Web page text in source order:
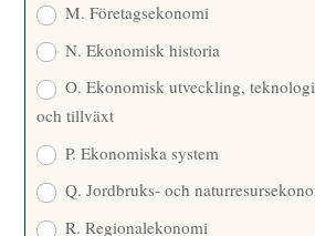
M. Företagsekonomi
N. Ekonomisk historia
O. Ekonomisk utveckling,
och tillväxt
P. Ekonomiska system
Q. Jordbruks- och
R. Regionalekonomi